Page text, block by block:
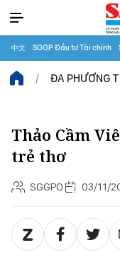
中文 SGGP Đầu tư Tài chính
ĐA PHƯƠNG
Thảo Cầm
trẻ thơ
SGGPO 03/11/